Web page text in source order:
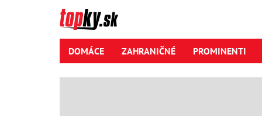
DOMÁCE ZAHRANIČNÉ PROMINENTI